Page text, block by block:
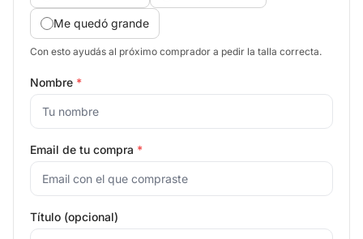
Me quedó grande
Con esto ayudás al próximo comprador a pedir la talla correcta.
Nombre *
Email de tu compra *
Título (opcional)